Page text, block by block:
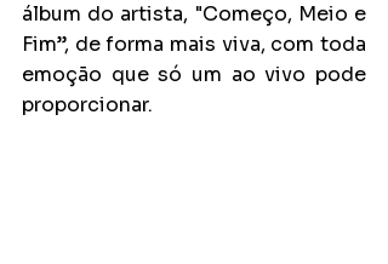
álbum do artista, "Começo, Meio e
Fim”, de forma mais viva, com toda
emoção que só um ao vivo pode
proporcionar.